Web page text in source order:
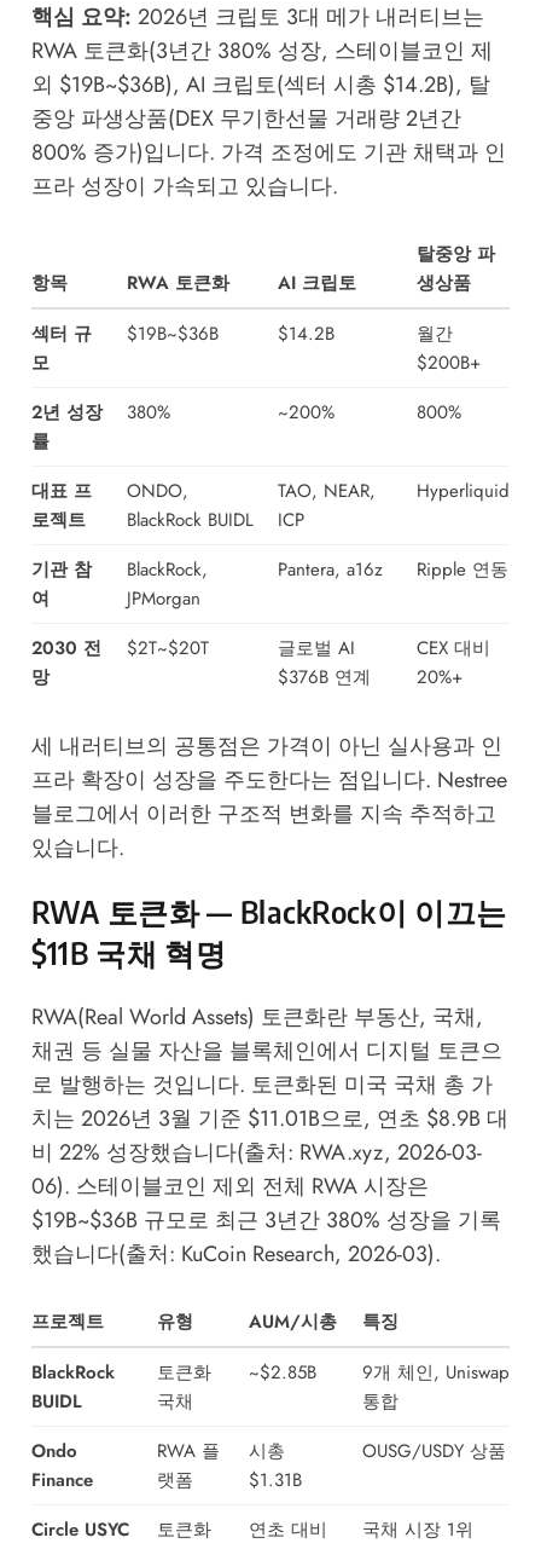
핵심 요약: 2026년 크립토 3대 메가 내러티브는
RWA 토큰화(3년간 380% 성장, 스테이블코인 제
외 $19B~$36B), AI 크립토(섹터 시총 $14.2B), 탈
중앙 파생상품(DEX 무기한선물 거래량 2년간
800% 증가)입니다. 가격 조정에도 기관 채택과 인
프라 성장이 가속되고 있습니다.
항목 RWA 토큰화 AI 크립토
탈중앙 파
생상품
섹터 규
모
$19B~$36B $14.2B
월간
$200B+
2년 성장
률
380% ~200% 800%
대표 프
로젝트
ONDO,
BlackRock BUIDL
TAO, NEAR,
ICP
Hyperliquid
기관 참
여
BlackRock,
JPMorgan
Pantera, a16z Ripple 연동
2030 전
망
$2T~$20T
글로벌 AI
$376B 연계
CEX 대비
20%+
세 내러티브의 공통점은 가격이 아닌 실사용과 인
프라 확장이 성장을 주도한다는 점입니다. Nestree
블로그에서 이러한 구조적 변화를 지속 추적하고
있습니다.
RWA 토큰화 — BlackRock이 이끄는
$11B 국채 혁명
RWA(Real World Assets) 토큰화란 부동산, 국채,
채권 등 실물 자산을 블록체인에서 디지털 토큰으
로 발행하는 것입니다. 토큰화된 미국 국채 총 가
치는 2026년 3월 기준 $11.01B으로, 연초 $8.9B 대
비 22% 성장했습니다(출처: RWA.xyz, 2026-03-
06). 스테이블코인 제외 전체 RWA 시장은
$19B~$36B 규모로 최근 3년간 380% 성장을 기록
했습니다(출처: KuCoin Research, 2026-03).
프로젝트 유형 AUM/시총
특징
BlackRock
BUIDL
토큰화
국채
~$2.85B
9개 체인, Uniswap
통합
Ondo
Finance
RWA 플
랫폼
시총
$1.31B
OUSG/USDY 상품
Circle USYC
토큰화
연초 대비
국채 시장 1위